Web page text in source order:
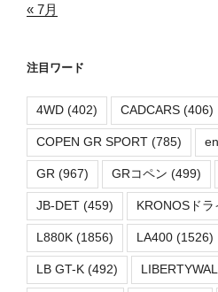
« 7月
注目ワード
4WD (402) CADCARS (406)
COPEN GR SPORT (785)
GR (967) GRコペン (499)
JB-DET (459) KRONOSド
L880K (1856) LA400 (1526)
LB GT-K (492)